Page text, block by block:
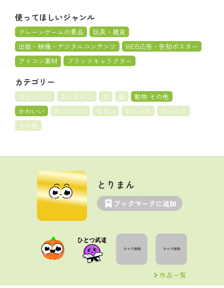
使ってほしいジャンル
クレーンゲームの景品
玩具・雑貨
出版・映像・デジタルコンテンツ
WEB広告・告知ポスター
アイコン素材
ブランドキャラクター
カテゴリー
おとこのこ おんなのこ 犬 猫
動物 その他
かわいい
かっこいい ゆるい おしゃれ
びっくり
その他
とりまん
ブックマークに追加
作品一覧